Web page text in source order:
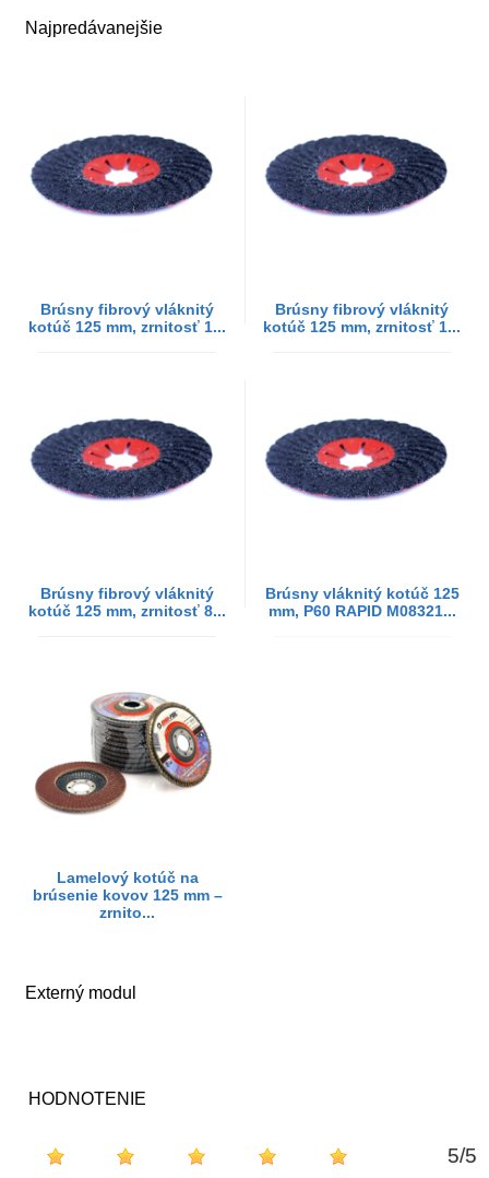
Najpredávanejšie
Brúsny fibrový vláknitý
kotúč 125 mm, zrnitosť 1...
Brúsny fibrový vláknitý
kotúč 125 mm, zrnitosť 1...
Brúsny fibrový vláknitý
kotúč 125 mm, zrnitosť 8...
Brúsny vláknitý kotúč 125
mm, P60 RAPID M08321...
Lamelový kotúč na
brúsenie kovov 125 mm –
zrnito...
Externý modul
HODNOTENIE
5/5